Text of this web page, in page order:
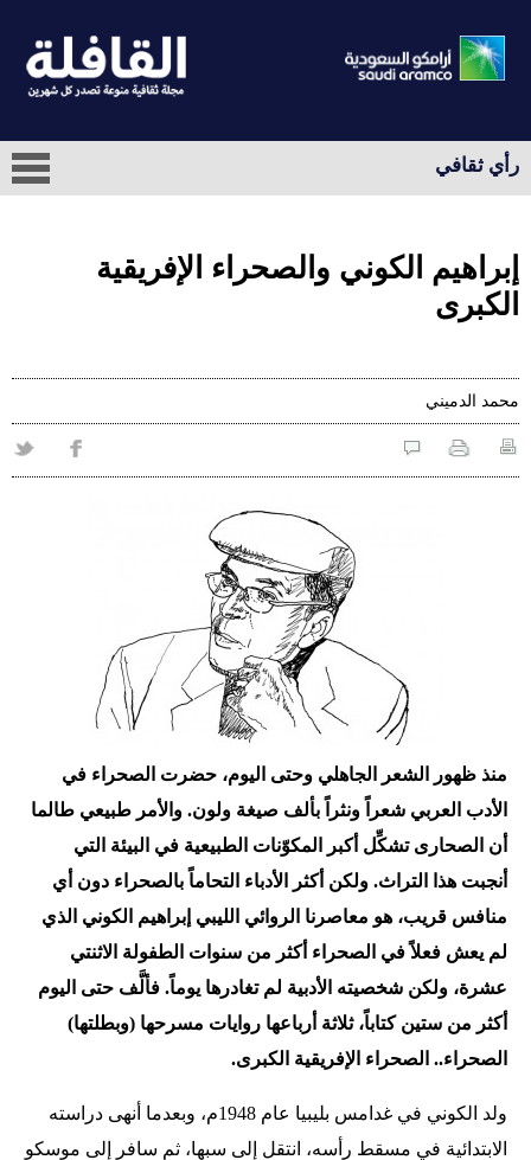
رأي ثقافي
إبراهيم الكوني والصحراء الإفريقية
الكبرى
محمد الدميني
منذ ظهور الشعر الجاهلي وحتى اليوم، حضرت الصحراء في
الأدب العربي شعراً ونثراً بألف صيغة ولون. والأمر طبيعي طالما
أن الصحارى تشكِّل أكبر المكوّنات الطبيعية في البيئة التي
أنجبت هذا التراث. ولكن أكثر الأدباء التحاماً بالصحراء دون أي
منافس قريب، هو معاصرنا الروائي الليبي إبراهيم الكوني الذي
لم يعش فعلاً في الصحراء أكثر من سنوات الطفولة الاثنتي
عشرة، ولكن شخصيته الأدبية لم تغادرها يوماً. فألَّف حتى اليوم
أكثر من ستين كتاباً، ثلاثة أرباعها روايات مسرحها (وبطلتها)
الصحراء.. الصحراء الإفريقية الكبرى.
ولد الكوني في غدامس بليبيا عام 1948م، وبعدما أنهى دراسته
الابتدائية في مسقط رأسه، انتقل إلى سبها، ثم سافر إلى موسكو